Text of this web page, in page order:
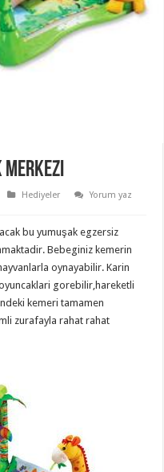
Merkezi
Hediyeler
Yorum yaz
bu yumuşak egzersiz
Bebeginiz kemerin
oynayabilir. Karin
gorebilir,hareketli
kemeri tamamen
zurafayla rahat rahat